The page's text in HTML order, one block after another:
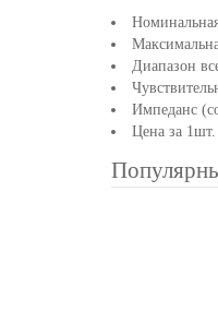
Диапазон
Импеданс
Цена за 1шт.